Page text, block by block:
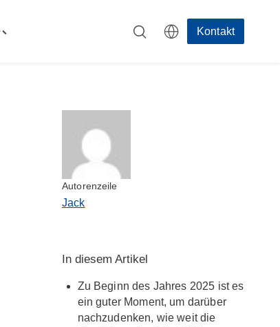
Kontakt
Autorenzeile
Jack
In diesem Artikel
Zu Beginn des Jahres 2025 ist es
ein guter Moment, um darüber
nachzudenken, wie weit die